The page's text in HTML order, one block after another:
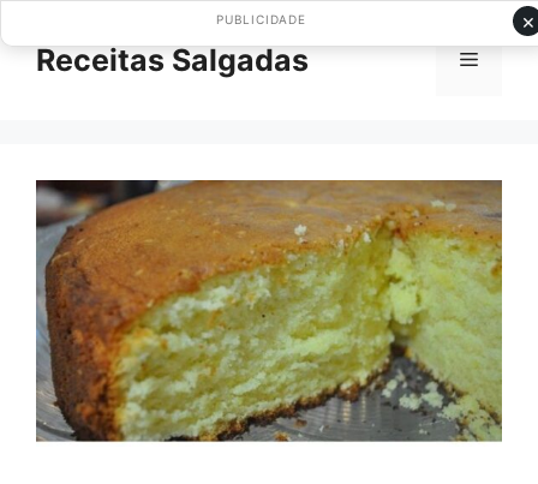
paraReceitas Salgadas Menu
×
PUBLICIDADE